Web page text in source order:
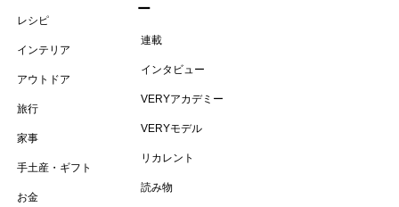
レシピ
インテリア
アウトドア
旅行
家事
手土産・ギフト
お金
ー
連載
インタビュー
VERYアカデミー
VERYモデル
リカレント
読み物